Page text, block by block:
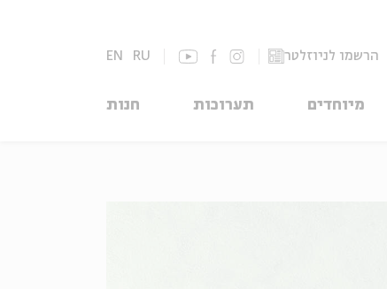
הרשמו לניוזלטר EN RU
מיוחדים תערוכות חנות